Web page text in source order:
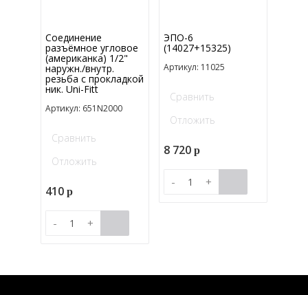
Соединение
разъёмное угловое
(американка) 1/2"
наружн./внутр.
резьба с прокладкой
ник. Uni-Fitt
Артикул: 651N2000
Сравнить
Отложить
410p
- +
ЭПО-6
(14027+15325)
Артикул: 11025
Сравнить
Отложить
8 720p
- +